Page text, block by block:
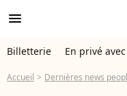
menu
Billetterie En privé avec
Accueil Dernières news